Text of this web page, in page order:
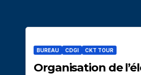
BUREAU CDGI CKT TOUR
Organisation de l’éléction du bureau du comité de Golf de l’Isère pour le